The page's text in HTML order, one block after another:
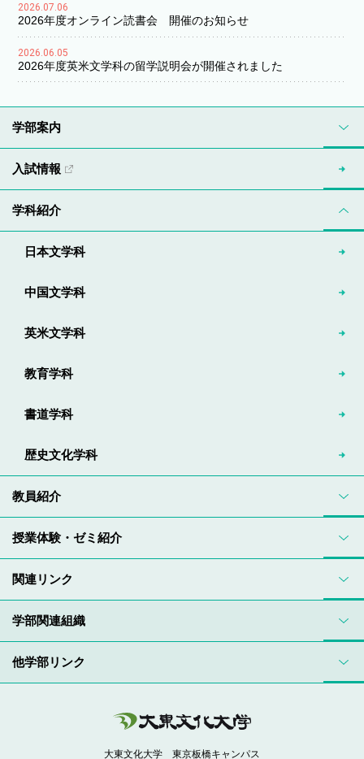
2026.07.06
2026年度オンライン読書会 開催のお知らせ
2026.06.05
2026年度英米文学科の留学説明会が開催されました
学部関連組織
他学部リンク
大東文化大学 東京板橋キャンパス
学部案内
入試情報
学科紹介
日本文学科
中国文学科
英米文学科
教育学科
書道学科
歴史文化学科
教員紹介
授業体験・ゼミ紹介
関連リンク